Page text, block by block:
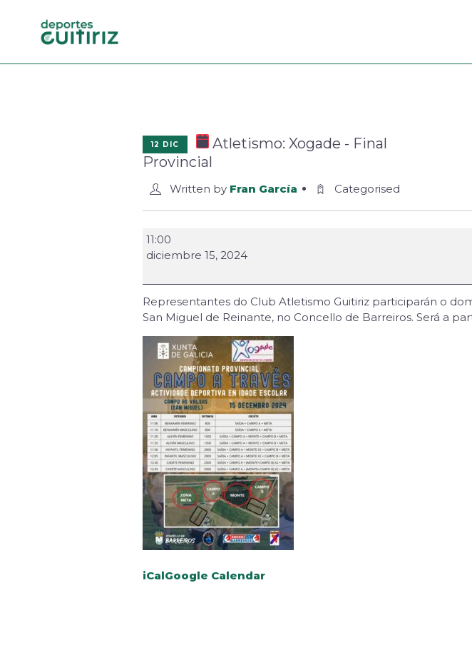
12 DIC
Atletismo: Xogade - Final
Provincial
Written by Fran García Categorised
11:00
diciembre 15, 2024
Representantes do Club Atletismo Guitiriz participarán o
San Miguel de Reinante, no Concello de Barreiros. Será a
iCalGoogle Calendar